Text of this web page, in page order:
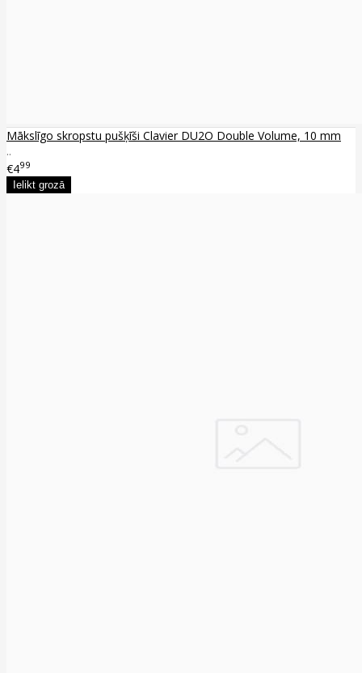
Mākslīgo skropstu pušķīši Clavier DU2O Double Volume, 10 mm
..
€499